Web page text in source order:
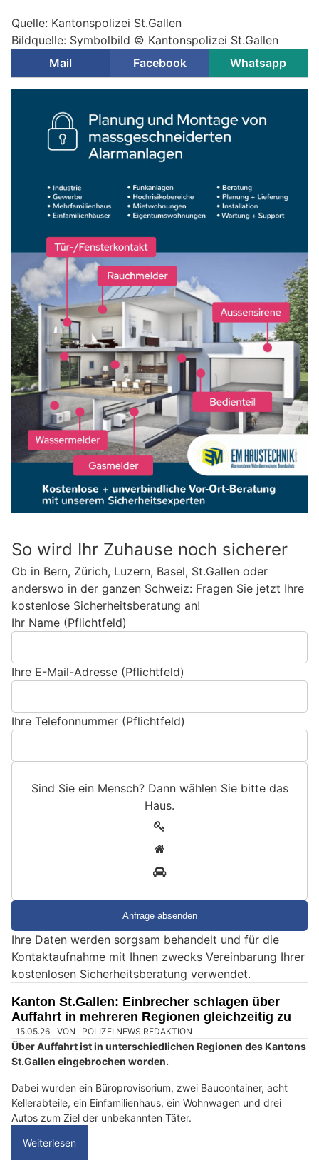
Quelle: Kantonspolizei St.Gallen
Bildquelle: Symbolbild © Kantonspolizei St.Gallen
Mail
Facebook Whatsapp
So wird Ihr Zuhause noch sicherer
Ob in Bern, Zürich, Luzern, Basel, St.Gallen oder
anderswo in der ganzen Schweiz: Fragen Sie jetzt Ihre
kostenlose Sicherheitsberatung an!
Ihr Name (Pflichtfeld)
Ihre E-Mail-Adresse (Pflichtfeld)
Ihre Telefonnummer (Pflichtfeld)
Sind Sie ein Mensch? Dann wählen Sie bitte das
Haus.
e
i
n
e
n
s
c
?
D
a
n
n
Ihre Daten werden sorgsam behandelt und für die
Kontaktaufnahme mit Ihnen zwecks Vereinbarung Ihrer
kostenlosen Sicherheitsberatung verwendet.
Kanton St.Gallen: Einbrecher schlagen über
Auffahrt in mehreren Regionen gleichzeitig zu